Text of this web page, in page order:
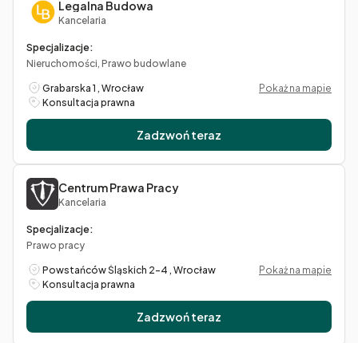
Legalna Budowa
Kancelaria
Specjalizacje:
Nieruchomości, Prawo budowlane
Grabarska 1 , Wrocław
Pokaż na mapie
Konsultacja prawna
Zadzwoń teraz
Centrum Prawa Pracy
Kancelaria
Specjalizacje:
Prawo pracy
Powstańców Śląskich 2-4 , Wrocław
Pokaż na mapie
Konsultacja prawna
Zadzwoń teraz